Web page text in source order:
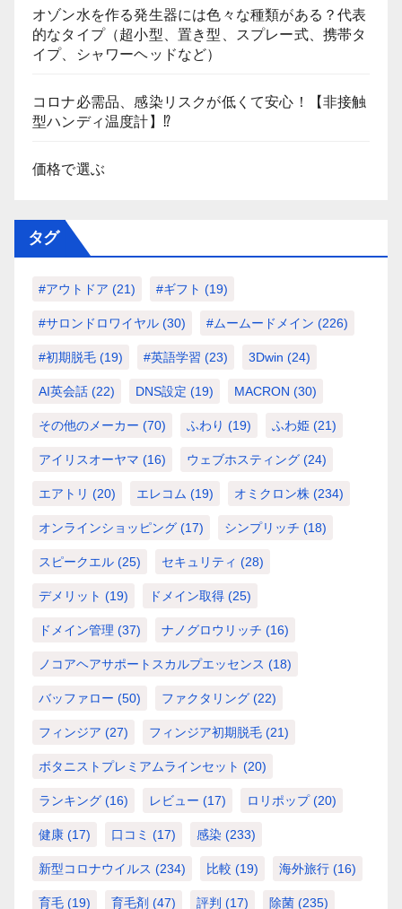
オゾン水を作る発生器には色々な種類がある？代表
的なタイプ（超小型、置き型、スプレー式、携帯タ
イプ、シャワーヘッドなど）
コロナ必需品、感染リスクが低くて安心！【非接触
型ハンディ温度計】⁉
価格で選ぶ
タグ
#アウトドア (21) #ギフト (19)
#サロンドロワイヤル (30) #ムームードメイン (226)
#初期脱毛 (19) #英語学習 (23) 3Dwin (24)
AI英会話 (22) DNS設定 (19) MACRON (30)
その他のメーカー (70) ふわり (19) ふわ姫 (21)
アイリスオーヤマ (16) ウェブホスティング (24)
エアトリ (20) エレコム (19) オミクロン株 (234)
オンラインショッピング (17) シンプリッチ (18)
スピークエル (25) セキュリティ (28)
デメリット (19) ドメイン取得 (25)
ドメイン管理 (37) ナノグロウリッチ (16)
ノコアヘアサポートスカルプエッセンス (18)
バッファロー (50) ファクタリング (22)
フィンジア (27) フィンジア初期脱毛 (21)
ボタニストプレミアムラインセット (20)
ランキング (16) レビュー (17) ロリポップ(20)
健康 (17) 口コミ (17) 感染 (233)
新型コロナウイルス (234) 比較 (19) 海外旅行 (16)
育毛 (19) 育毛剤 (47) 評判 (17) 除菌 (235)